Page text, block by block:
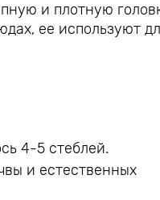
и плотную
ее используют
4-5 стеблей.
и естественных